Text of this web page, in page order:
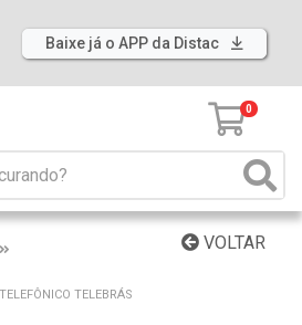
Baixe já o APP da Distac
0
VOLTAR
TELEBRÁS